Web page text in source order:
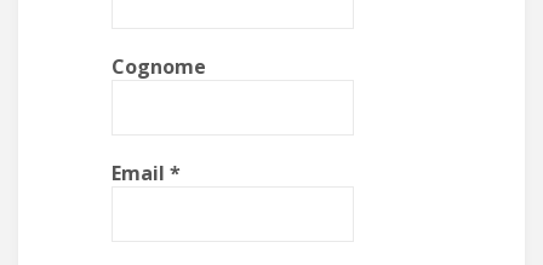
Cog­nome
Email*